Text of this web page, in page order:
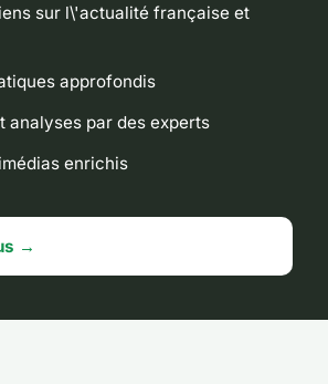
sur l\'actualité française et
approfondis
analyses par des experts
enrichis
→